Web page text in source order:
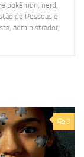
pokémon, nerd,
de Pessoas e
administrador,
3